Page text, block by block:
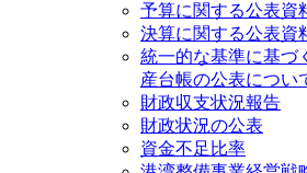
予算に関する公表資
決算に関する公表資
統一的な基準に基づ
産台帳の公表につい
財政収支状況報告
財政状況の公表
資金不足比率